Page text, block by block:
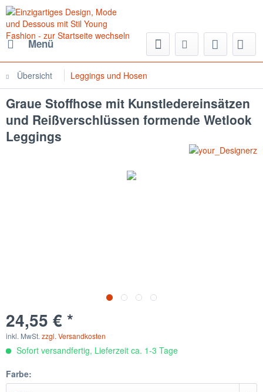
Menü
Übersicht Leggings und Hosen
Graue Stoffhose mit Kunstledereinsätzen
und Reißverschlüssen formende Wetlook
Leggings
24,55 € *
inkl. MwSt. zzgl. Versandkosten
Sofort versandfertig, Lieferzeit ca. 1-3 Tage
Farbe: